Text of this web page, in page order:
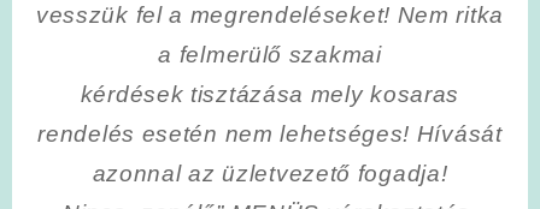
vesszük fel a megrendeléseket! Nem ritka
a felmerülő szakmai
kérdések tisztázása mely kosaras
rendelés esetén nem lehetséges! Hívását
azonnal az üzletvezető fogadja!